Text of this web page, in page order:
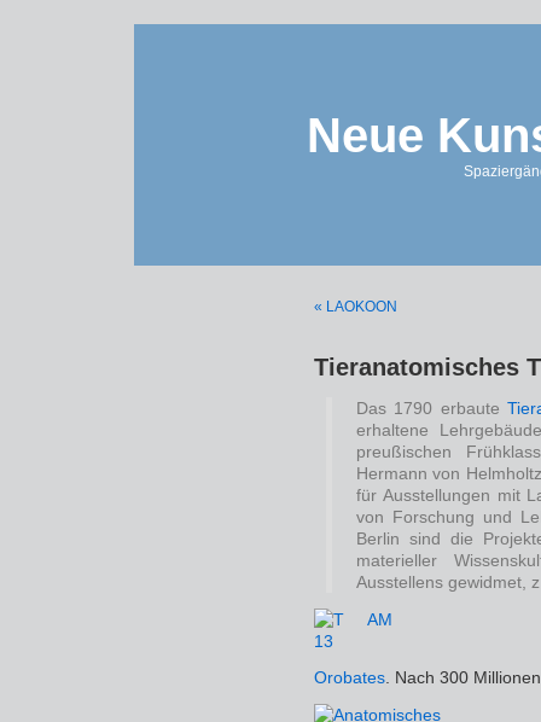
Neue
« LAOKOON
Tieranatomisches
Das 1790 erbaute
erhaltene
preußischen
Hermann von
für Ausstellungen mit
von Forschung und
Berlin sind die
materieller
Ausstellens gewidmet,
Orobates . Nach 300